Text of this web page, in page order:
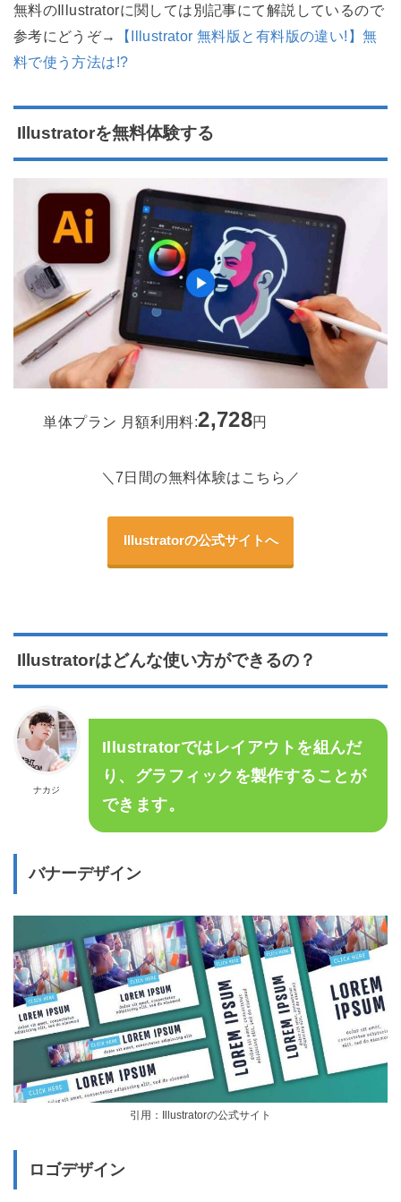
無料のIllustratorに関しては別記事にて解説しているので
参考にどうぞ→
【Illustrator 無料版と有料版の違い!】無
料で使う方法は!?
Illustratorを無料体験する
単体プラン 月額利用料:2,728円
＼7日間の無料体験はこちら／
Illustratorの公式サイトへ
Illustratorはどんな使い方ができるの？
ナカジ
Illustratorではレイアウトを組んだ
り、グラフィックを製作することが
できます。
バナーデザイン
引用：Illustratorの公式サイト
ロゴデザイン